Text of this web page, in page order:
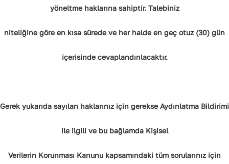
yöneltme haklarına sahiptir. Talebiniz
niteliğine göre en kısa sürede ve her halde en geç otuz (30) gün
içerisinde cevaplandırılacaktır.
Gerek yukarıda sayılan haklarınız için gerekse Aydınlatma Bildirimi
ile ilgili ve bu bağlamda Kişisel
Verilerin Korunması Kanunu kapsamındaki tüm sorularınız için